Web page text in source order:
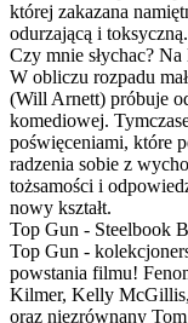
której zakazana
odurzającą i toksyczną.
Czy mnie słychac?
W obliczu rozpadu
(Will Arnett) próbuje
komediowej.
poświęceniami, które
radzenia sobie z
tożsamości i
nowy kształt.
Top Gun - Steelbook
Top Gun -
powstania filmu!
Kilmer, Kelly
oraz niezrównany